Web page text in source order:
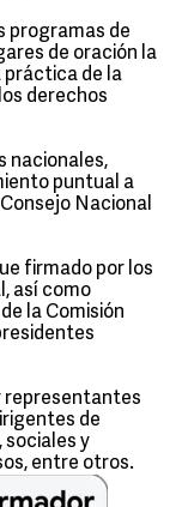
programas de
de oración la
práctica de la
derechos
nacionales,
puntual a
Nacional
firmado por los
así como
la Comisión
representantes
de
sociales y
entre otros.